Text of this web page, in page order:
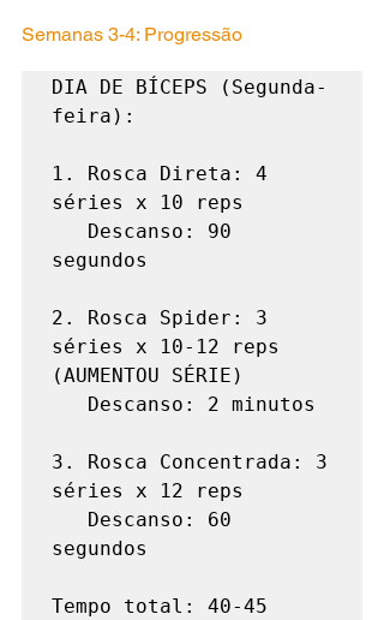
Semanas 3-4: Progressão
DIA DE BÍCEPS (Segunda-
feira):
1. Rosca Direta: 4
séries x 10 reps
segundos
2. Rosca Spider: 3
séries x 10-12 reps
(AUMENTOU SÉRIE)
3. Rosca Concentrada: 3
séries x 12 reps
segundos
Tempo total: 40-45